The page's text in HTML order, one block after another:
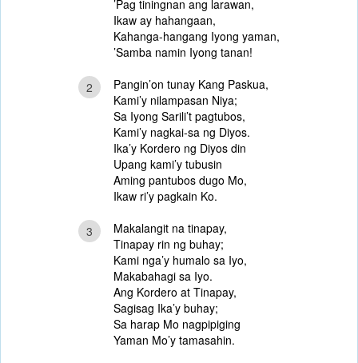
’Pag tiningnan ang larawan,
Ikaw ay hahangaan,
Kahanga-hangang Iyong yaman,
’Samba namin Iyong tanan!
2
Pangin’on tunay Kang Paskua,
Kami’y nilampasan Niya;
Sa Iyong Sarili’t pagtubos,
Kami’y nagkai-sa ng Diyos.
Ika’y Kordero ng Diyos din
Upang kami’y tubusin
Aming pantubos dugo Mo,
Ikaw ri’y pagkain Ko.
3
Makalangit na tinapay,
Tinapay rin ng buhay;
Kami nga’y humalo sa Iyo,
Makabahagi sa Iyo.
Ang Kordero at Tinapay,
Sagisag Ika’y buhay;
Sa harap Mo nagpipiging
Yaman Mo’y tamasahin.